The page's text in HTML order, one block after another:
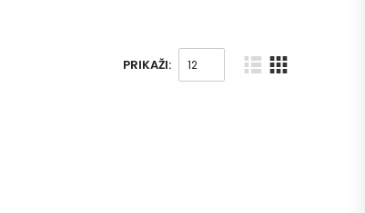
PRIKAŽI: